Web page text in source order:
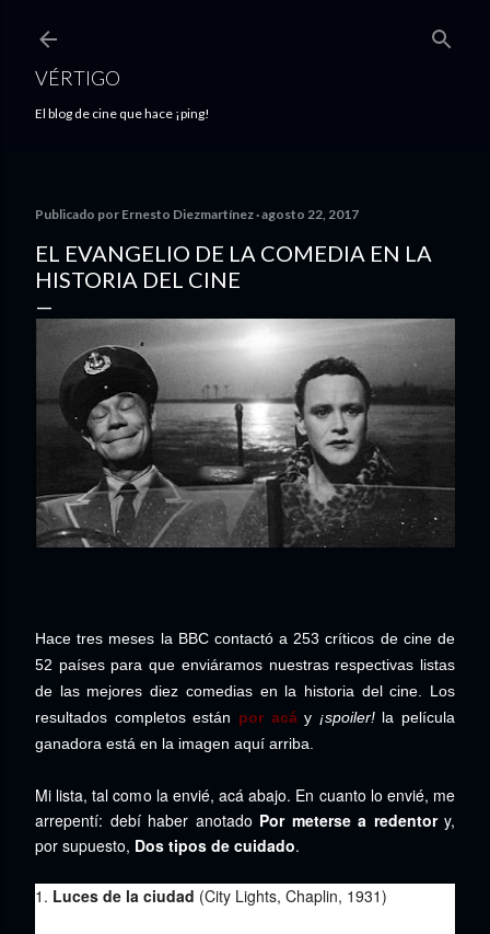
VÉRTIGO
El blog de cine que hace ¡ping!
Publicado por Ernesto Diezmartínez agosto 22, 2017
EL EVANGELIO DE LA COMEDIA EN LA
HISTORIA DEL CINE
Hace tres meses la BBC contactó a 253 críticos de cine de
52 países para que enviáramos nuestras respectivas listas
de las mejores diez comedias en la historia del cine. Los
resultados completos están por acáy ¡spoiler!la película
ganadora está en la imagen aquí arriba.
Mi lista, tal como la envié, acá abajo. En cuanto lo envié, me
arrepentí: debí haber anotado Por meterse a redentory,
por supuesto, Dos tipos de cuidado.
1. Luces de la ciudad (City Lights, Chaplin, 1931)